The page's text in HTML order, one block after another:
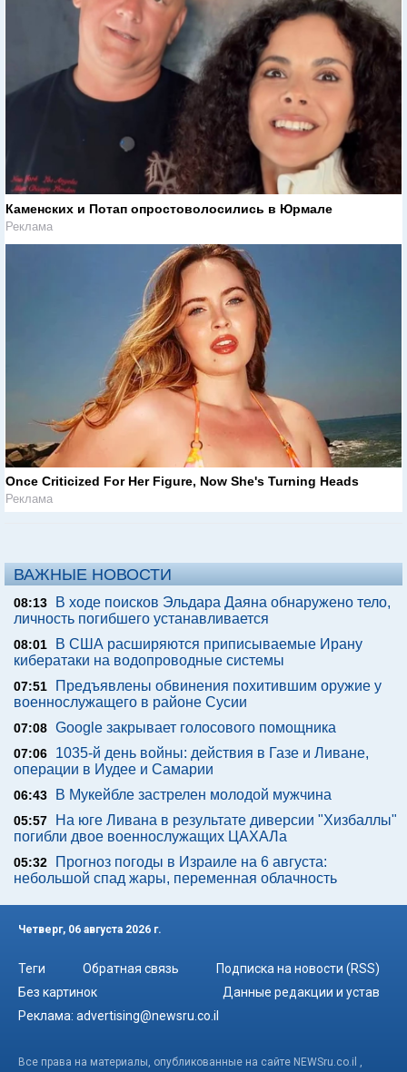
Каменских и Потап опростоволосились в Юрмале
Реклама
Once Criticized For Her Figure, Now She's Turning Heads
Реклама
ВАЖНЫЕ НОВОСТИ
08:13
В ходе поисков Эльдара Даяна обнаружено тело,
личность погибшего устанавливается
08:01
В США расширяются приписываемые Ирану
кибератаки на водопроводные системы
07:51
Предъявлены обвинения похитившим оружие у
военнослужащего в районе Сусии
07:08 Google закрывает голосового помощника
07:06
1035-й день войны: действия в Газе и Ливане,
операции в Иудее и Самарии
06:43 В Мукейбле застрелен молодой мужчина
05:57
На юге Ливана в результате диверсии "Хизбаллы"
погибли двое военнослужащих ЦАХАЛа
05:32
Прогноз погоды в Израиле на 6 августа:
небольшой спад жары, переменная облачность
Четверг, 06 августа 2026 г.
Теги Обратная связь
Подписка на новости (RSS)
Без картинок
Данные редакции и устав
Реклама: advertising@newsru.co.il
Все права на материалы, опубликованные на сайте NEWSru.co.il ,